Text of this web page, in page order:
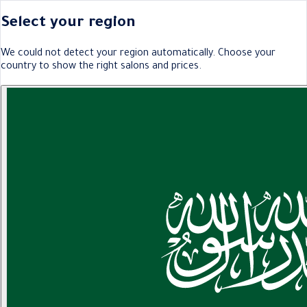
Select your region
We could not detect your region automatically. Choose your
country to show the right salons and prices.